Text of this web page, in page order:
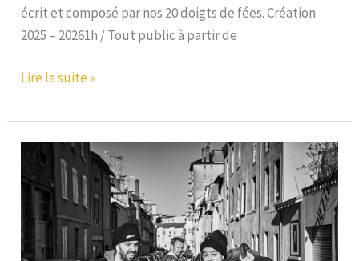
écrit et composé par nos 20 doigts de fées. Création
2025 – 20261h / Tout public à partir de
Les
Soirées
Lire la suite »